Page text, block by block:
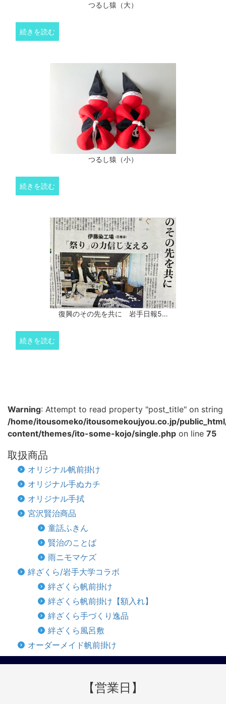
つるし猿（大）
続きを読む
つるし猿（小）
続きを読む
復興のその先を共に 岩手日報5…
続きを読む
Warning: Attempt to read property "post_title" on string
/home/itousomeko/itousomekoujyou.co.jp/
content/themes/ito-some-kojo/single.php on line 75
取扱商品
オリジナル帆前掛け
オリジナル手ぬカチ
オリジナル手拭
宮沢賢治商品
童話ふきん
賢治のことば
雨ニモマケズ
絆ざくら/岩手大学コラボ
絆ざくら帆前掛け
絆ざくら帆前掛け【額入れ】
絆ざくら手づくり逸品
絆ざくら風呂敷
オーダーメイド帆前掛け
【営業日】